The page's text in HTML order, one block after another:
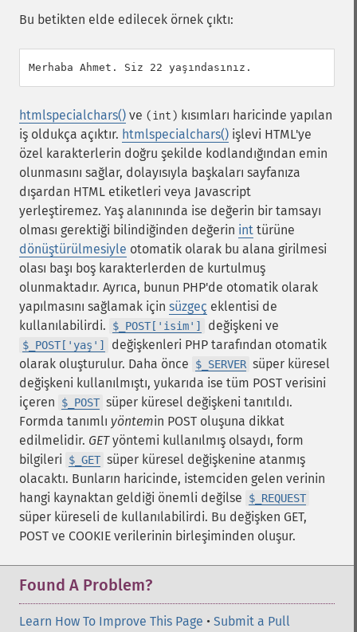
Bu betikten elde edilecek örnek çıktı:
htmlspecialchars() ve (int) kısımları haricinde yapılan
iş oldukça açıktır. htmlspecialchars() işlevi HTML'ye
özel karakterlerin doğru şekilde kodlandığından emin
olunmasını sağlar, dolayısıyla başkaları sayfanıza
dışardan HTML etiketleri veya Javascript
yerleştiremez. Yaş alanınında ise değerin bir tamsayı
olması gerektiği bilindiğinden değerin int türüne
dönüştürülmesiyle otomatik olarak bu alana girilmesi
olası başı boş karakterlerden de kurtulmuş
olunmaktadır. Ayrıca, bunun PHP'de otomatik olarak
yapılmasını sağlamak için süzgeç eklentisi de
kullanılabilirdi.
$_POST['isim'] değişkeni ve
$_POST['yaş']
değişkenleri PHP tarafından otomatik
olarak oluşturulur. Daha önce
$_SERVER süper küresel
değişkeni kullanılmıştı, yukarıda ise tüm POST verisini
içeren
$_POST süper küresel değişkeni tanıtıldı.
Formda tanımlı yöntemin POST oluşuna dikkat
edilmelidir. GETyöntemi kullanılmış olsaydı, form
bilgileri
$_GET süper küresel değişkenine atanmış
olacaktı. Bunların haricinde, istemciden gelen verinin
hangi kaynaktan geldiği önemli değilse
$_REQUEST
süper küreseli de kullanılabilirdi. Bu değişken GET,
POST ve COOKIE verilerinin birleşiminden oluşur.
Found A Problem?
Learn How To Improve This Page • Submit a Pull